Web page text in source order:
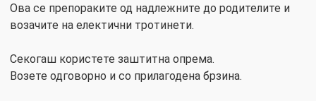
Ова се препораките од надлежните до родителите и
возачите на електични тротинети.
Секогаш користете заштитна опрема.
Возете одговорно и со прилагодена брзина.